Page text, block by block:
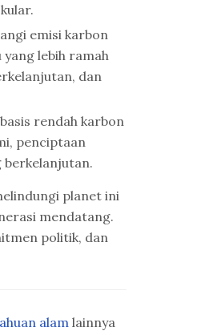
emisi karbon
lebih ramah
dan
rendah karbon
penciptaan
planet ini
mendatang.
politik, dan
alamlainnya